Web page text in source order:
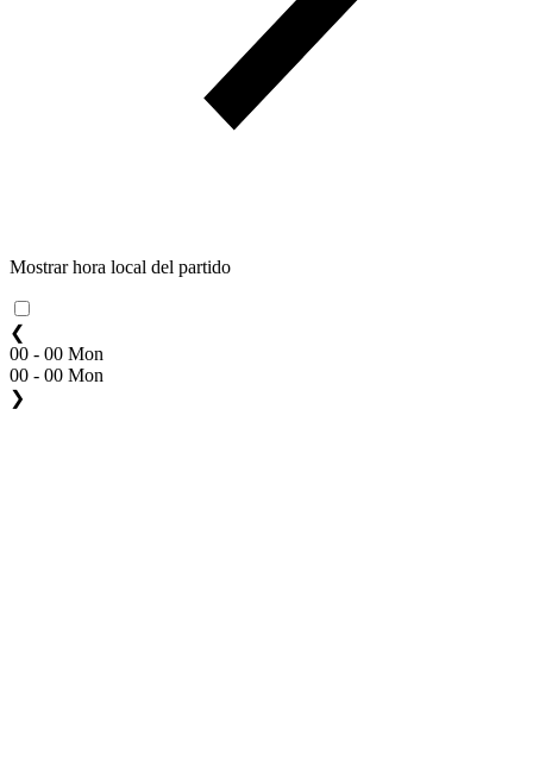
Mostrar hora local del partido
❮
00 - 00 Mon
00 - 00 Mon
❯